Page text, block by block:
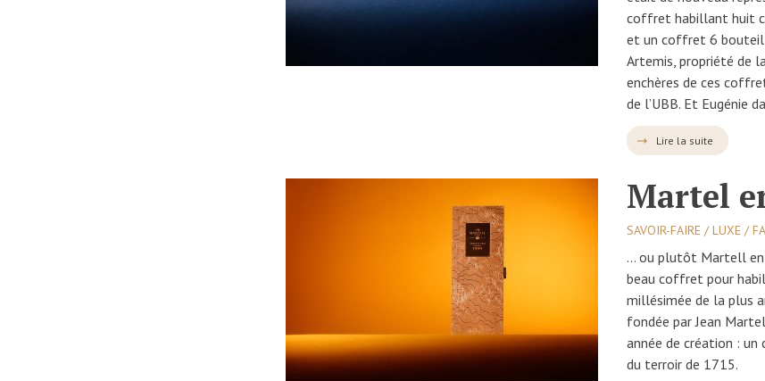
coffret habillant huit
et un coffret 6
Artemis, propriété de
enchères de ces
de l’UBB. Et Eugénie
Lire la suite
Martel
SAVOIR-FAIRE / LUXE /
… ou plutôt Martell en
beau coffret pour
millésimée de la plus
fondée par Jean
année de création :
du terroir de 1715.